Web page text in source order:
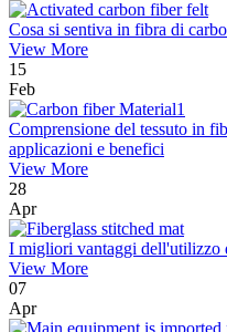
Cosa si sentiva in fibra di
View More
15
Feb
Comprensione del tessuto in
applicazioni e benefici
View More
28
Apr
I migliori vantaggi dell'utilizzo
View More
07
Apr